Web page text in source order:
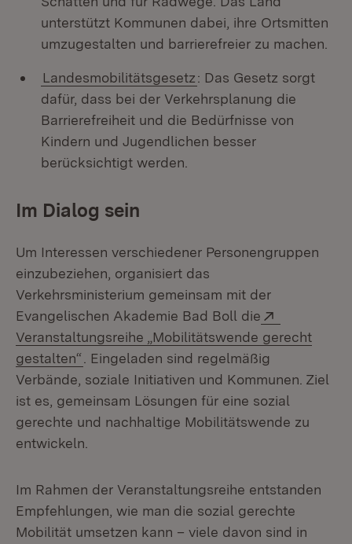
unterstützt Kommunen dabei, ihre Ortsmitten
umzugestalten und barrierefreier zu machen.
Landesmobilitätsgesetz: Das Gesetz sorgt
dafür, dass bei der Verkehrsplanung die
Barrierefreiheit und die Bedürfnisse von
Kindern und Jugendlichen besser
berücksichtigt werden.
Im Dialog sein
Um Interessen verschiedener Personengruppen
einzubeziehen, organisiert das
Verkehrsministerium gemeinsam mit der
Evangelischen Akademie Bad Boll die
Veranstaltungsreihe „Mobilitätswende gerecht
gestalten“ (Öffnet in neuem Fenster)
. Eingeladen sind regelmäßig
Verbände, soziale Initiativen und Kommunen. Ziel
ist es, gemeinsam Lösungen für eine sozial
gerechte und nachhaltige Mobilitätswende zu
entwickeln.
Im Rahmen der Veranstaltungsreihe entstanden
Empfehlungen, wie man die sozial gerechte
Mobilität umsetzen kann – viele davon sind in